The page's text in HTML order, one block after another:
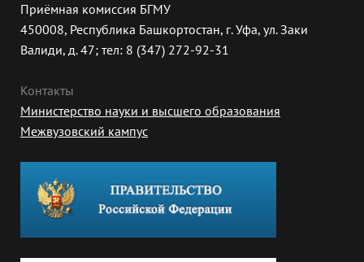
Приёмная комиссия БГМУ
450008, Республика Башкортостан, г. Уфа, ул. Заки
Валиди, д. 47; тел: 8 (347) 272-92-31
Контакты
Министерство науки и высшего образования
Межвузовский кампус